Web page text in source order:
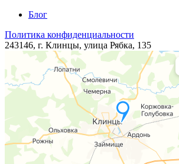
Блог
Политика конфиденциальности
243146, г. Клинцы, ​​улица Рябка, 135